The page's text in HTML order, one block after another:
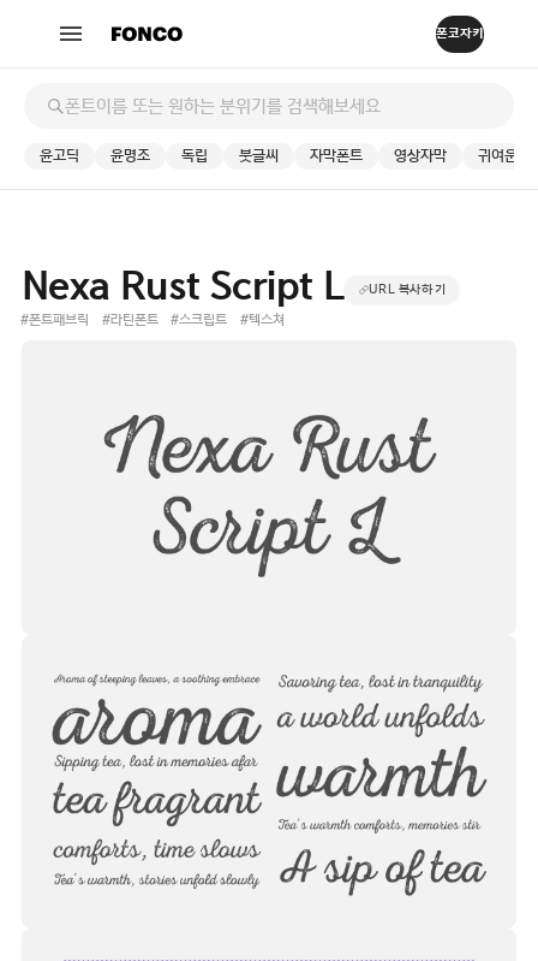
윤고딕 윤명조 독립 붓글씨 자막폰트 영상자막 귀여운
Nexa Rust Script L URL 복사하기
#폰트패브릭 #라틴폰트 #스크립트 #텍스쳐